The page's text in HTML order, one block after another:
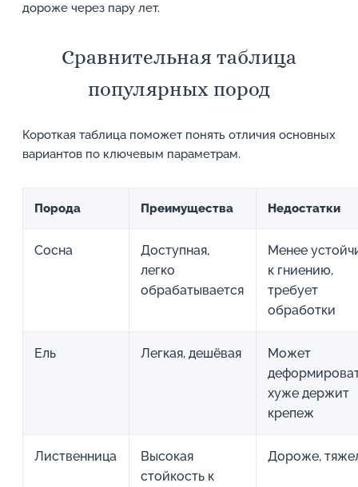
дороже через пару лет.
Сравнительная таблица
популярных пород
Короткая таблица поможет понять отличия основных
вариантов по ключевым параметрам.
Порода Преимущества Недостатки
Сосна
Доступная,
легко
обрабатывается
Менее
к гниению,
требует
обработки
Ель Легкая, дешёвая
Может
хуже держит
крепеж
Лиственница
Высокая
стойкость к
Дороже,